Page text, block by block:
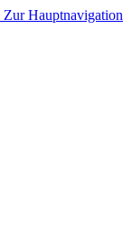
Zur Hauptnavigation